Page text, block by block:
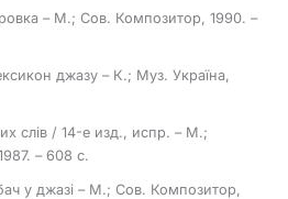
– М.; Сов. Композитор, 1990. –
джазу – К.; Муз. Україна,
слів / 14-е изд., испр. – М.;
– 608 с.
у джазі – М.; Сов. Композитор,